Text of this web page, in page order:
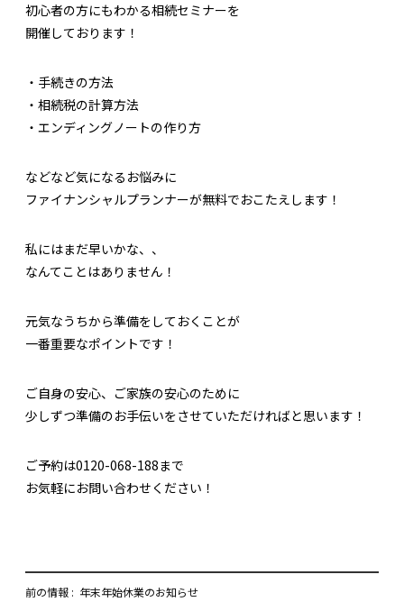
初心者の方にもわかる相続セミナーを
開催しております！
・手続きの方法
・相続税の計算方法
・エンディングノートの作り方
などなど気になるお悩みに
ファイナンシャルプランナーが無料でおこたえします！
私にはまだ早いかな、、
なんてことはありません！
元気なうちから準備をしておくことが
一番重要なポイントです！
ご自身の安心、ご家族の安心のために
少しずつ準備のお手伝いをさせていただければと思います！
ご予約は0120-068-188まで
お気軽にお問い合わせください！
前の情報 : 年末年始休業のお知らせ